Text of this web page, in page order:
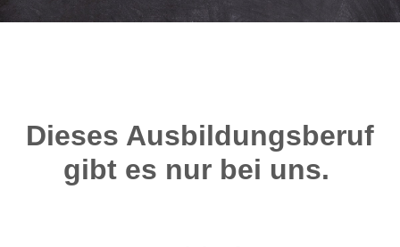
Dieses Ausbildungsberuf
gibt es nur bei uns.